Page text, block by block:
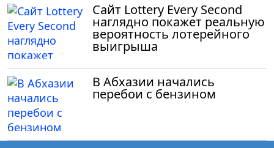
Сайт Lottery Every Second
наглядно покажет реальную
вероятность лотерейного
выигрыша
В Абхазии начались
перебои с бензином